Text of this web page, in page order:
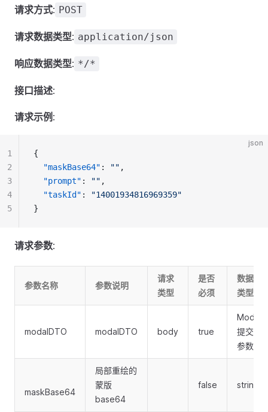
请求方式: POST
请求数据类型: application/json
响应数据类型: */*
接口描述:
请求示例 :
json
{
"maskBase64" : "" ,
"prompt" : "" ,
"taskId" :
"14001934816969359"
}
1
2
3
4
5
请求参数:
参数名称 参数说明
请求
类型
是否
必须
数据
类型
modalDTO modalDTO body true
Modal
提交
参数
maskBase64
局部重绘的
蒙版
base64
false string